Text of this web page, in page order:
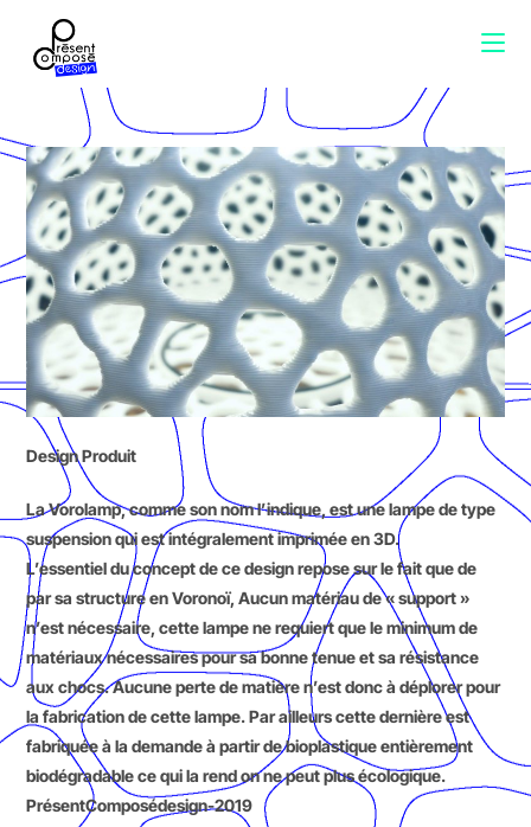
Design Produit
La Vorolamp, comme son nom l’indique, est une lampe de type
suspension qui est intégralement imprimée en 3D.
L’essentiel du concept de ce design repose sur le fait que de
par sa structure en Voronoï, Aucun matériau de « support »
n’est nécessaire, cette lampe ne requiert que le minimum de
matériaux nécessaires pour sa bonne tenue et sa résistance
aux chocs. Aucune perte de matière n’est donc à déplorer pour
la fabrication de cette lampe. Par ailleurs cette dernière est
fabriquée à la demande à partir de bioplastique entièrement
biodégradable ce qui la rend on ne peut plus écologique.
PrésentComposédesign-2019